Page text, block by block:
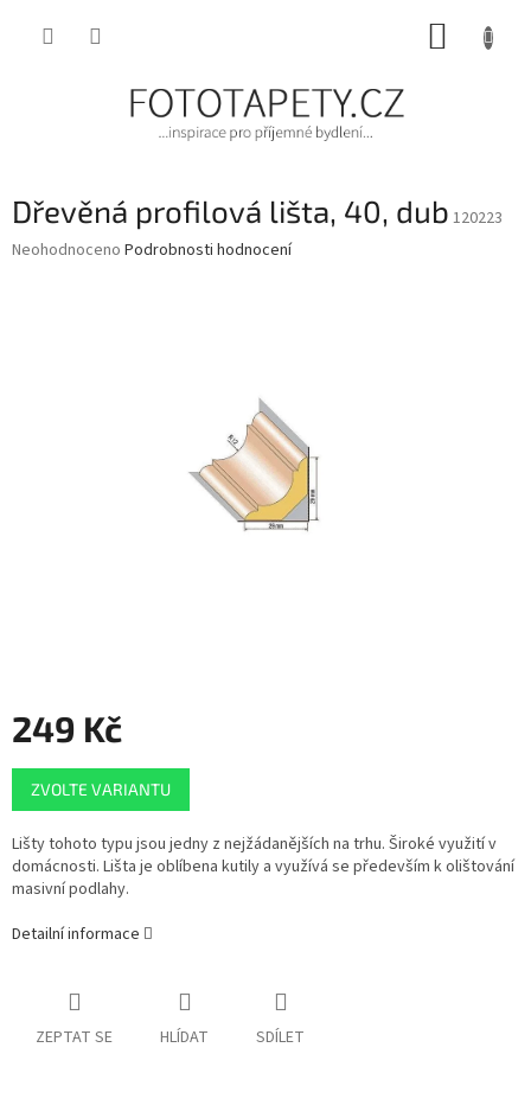
Dřevěná profilová lišta, 40, dub 120223
Průměrné
Neohodnoceno Podrobnosti hodnocení
249 Kč
Měrná
cena:
ZVOLTE VARIANTU
Lišty tohoto typu jsou jedny z nejžádanějších na trhu. Široké využití v
domácnosti. Lišta je oblíbena kutily a využívá se především k olištování
masivní podlahy.
Detailní informace
ZEPTAT SE HLÍDAT SDÍLET